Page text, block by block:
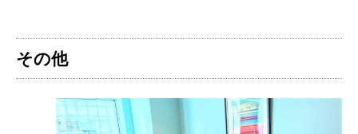
その他